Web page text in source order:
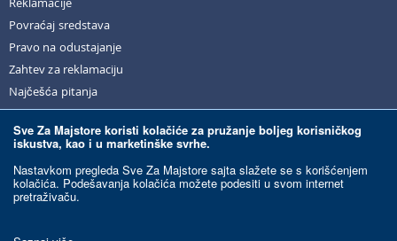
Sve Za Majstore koristi kolačiće za pružanje boljeg korisničkog
iskustva, kao i u marketinške svrhe.
Nastavkom pregleda Sve Za Majstore sajta slažete se s korišćenjem
kolačića. Podešavanja kolačića možete podesiti u svom internet
pretraživaču.
Povraćaj sredstava
Pravo na odustajanje
Zahtev za reklamaciju
Najčešća pitanja
Razvoj sajta:
© Sve Za Majstore. 2026. Sva prava zadržana.